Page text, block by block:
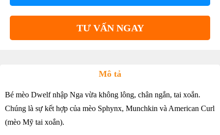
TƯ VẤN NGAY
Mô tả
Bé mèo Dwelf nhập Nga vừa không lông, chân ngắn, tai xoắn.
Chúng là sự kết hợp của mèo Sphynx, Munchkin và American Curl
(mèo Mỹ tai xoắn).